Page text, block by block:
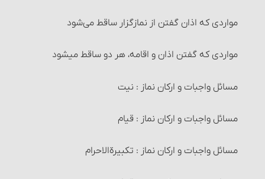
مصارف زکات
شرایط مستحقّان زکات‏
زکات فطره
مصرف زکات فطره
عزل (کنار گذاشتن) زکات فطره و احکام آن
6- اسلام آوردن
8- زوال عین نجاست
9- استبرای حیوان نجاست‎خوار
10- غایب شدن مسلمان
طهارت قرآن و مساجد
دیة سقط جنین
دیۀ جراحات‏
حکم مواردی که دیه تعیین نشده؛ تفاوت اَرش و حکومت‏
مسائل متفرّقۀ قصاص و دیات‏
حدّ دزدی‏
مواردی که اذان گفتن از نمازگزار ساقط می‌شود
مواردی که گفتن اذان و اقامه، هر دو ساقط می‎شود
مسائل واجبات و ارکان نماز : نیت
مسائل واجبات و ارکان نماز : قیام
مسائل واجبات و ارکان نماز : تکبیرة‎الاحرام